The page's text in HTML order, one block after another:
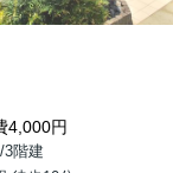
4,000円
3階建